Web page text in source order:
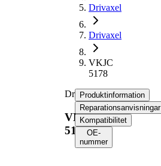
Drivaxel
Drivaxel
VKJC
5178
Drivaxel
VKJC
5178
Produktinformation
Reparationsanvisningar
Kompatibilitet
OE-
nummer